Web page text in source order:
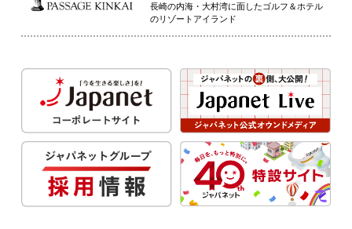
長崎の内海・大村湾に面したゴルフ＆ホテル
のリゾートアイランド